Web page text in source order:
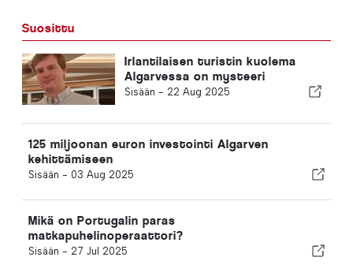
Suosittu
Irlantilaisen turistin kuolema
Algarvessa on mysteeri
Sisään - 22 Aug 2025
125 miljoonan euron investointi Algarven
kehittämiseen
Sisään - 03 Aug 2025
Mikä on Portugalin paras
matkapuhelinoperaattori?
Sisään - 27 Jul 2025